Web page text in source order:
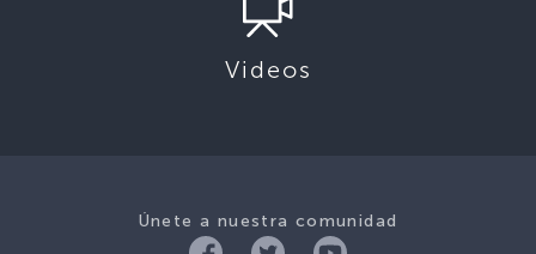
Videos
Únete a nuestra comunidad